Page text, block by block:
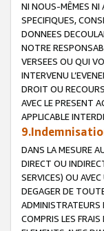
NI NOUS-MÊMES NI
SPECIFIQUES,
DONNEES
NOTRE
VERSEES OU QUI
INTERVENU
DROIT OU
AVEC LE PRESENT
APPLICABLE
DANS LA MESURE
DIRECT OU
SERVICES) OU
DEGAGER DE
ADMINISTRATEURS
COMPRIS LES